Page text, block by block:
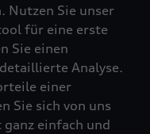
Nutzen Sie unser
für eine erste
Sie einen
Analyse.
einer
Sie sich von uns
einfach und